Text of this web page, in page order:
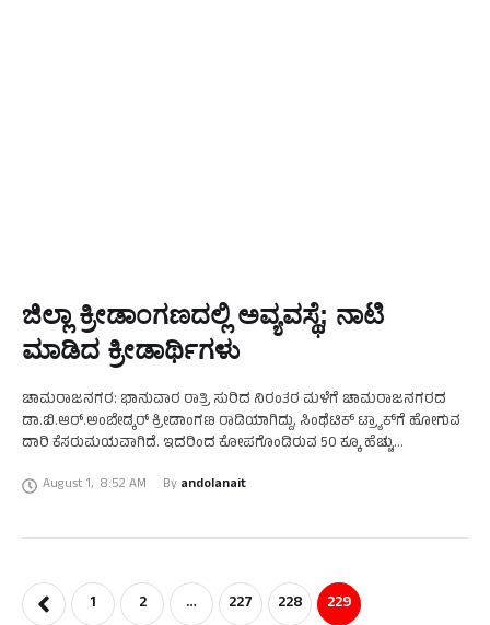
ಜಿಲ್ಲಾ ಕ್ರೀಡಾಂಗಣದಲ್ಲಿ ಅವ್ಯವಸ್ಥೆ; ನಾಟಿ
ಮಾಡಿದ ಕ್ರೀಡಾರ್ಥಿಗಳು
ಚಾಮರಾಜನಗರ: ಭಾನುವಾರ ರಾತ್ರಿ ಸುರಿದ ನಿರಂತರ ಮಳೆಗೆ ಚಾಮರಾಜನಗರದ
ಡಾ.ಬಿ.ಆರ್.ಅಂಬೇಡ್ಕರ್ ಕ್ರೀಡಾಂಗಣ ರಾಡಿಯಾಗಿದ್ದು, ಸಿಂಥೆಟಿಕ್ ಟ್ರ್ಯಾಕ್​ಗೆ ಹೋಗುವ
ದಾರಿ ಕೆಸರುಮಯವಾಗಿದೆ. ಇದರಿಂದ ಕೋಪಗೊಂಡಿರುವ 50 ಕ್ಕೂ ಹೆಚ್ಚು
ಕಳೆದ ಮೂರು …
August 1, 8:52 AM By andolanait
1 2 … 227 228 229